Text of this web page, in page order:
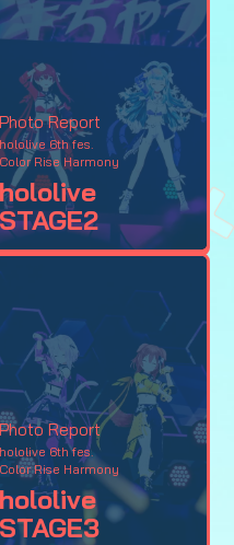
Photo Report
6th fes.
Color Rise Harmony
hololive
Report
hololive 6th fes.
Color Rise Harmony
hololive
STAGE3